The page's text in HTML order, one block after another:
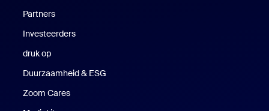
Partners
Investeerders
druk op
Duurzaamheid & ESG
Zoom Cares